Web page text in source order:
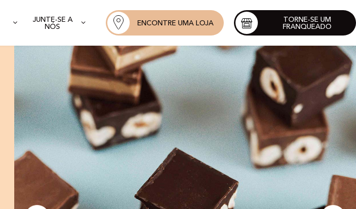
JUNTE-SE A
NÓS
ENCONTRE UMA LOJA
TORNE-SE UM
FRANQUEADO